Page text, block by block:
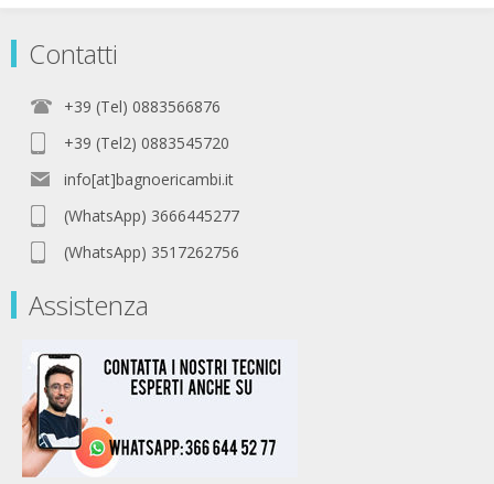
Contatti
+39 (Tel) 0883566876
+39 (Tel2) 0883545720
info[at]bagnoericambi.it
(WhatsApp) 3666445277
(WhatsApp) 3517262756
Assistenza